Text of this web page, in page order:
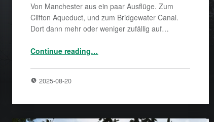
Von Manchester aus ein paar Ausflüge. Zum
Clifton Aqueduct, und zum Bridgewater Canal.
Dort dann mehr oder weniger zufällig auf…
Continue reading…
2025-08-20